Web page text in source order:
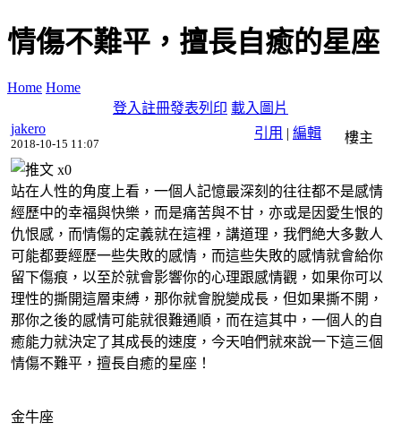
情傷不難平，擅長自癒的星座
Home Home
登入註冊發表列印 載入圖片
引用 | 編輯
jakero
2018-10-15 11:07 樓主
x0
站在人性的角度上看，一個人記憶最深刻的往往都不是感情
經歷中的幸福與快樂，而是痛苦與不甘，亦或是因愛生恨的
仇恨感，而情傷的定義就在這裡，講道理，我們絶大多數人
可能都要經歷一些失敗的感情，而這些失敗的感情就會給你
留下傷痕，以至於就會影響你的心理跟感情觀，如果你可以
理性的撕開這層束縛，那你就會脫變成長，但如果撕不開，
那你之後的感情可能就很難通順，而在這其中，一個人的自
癒能力就決定了其成長的速度，今天咱們就來說一下這三個
情傷不難平，擅長自癒的星座！
金牛座